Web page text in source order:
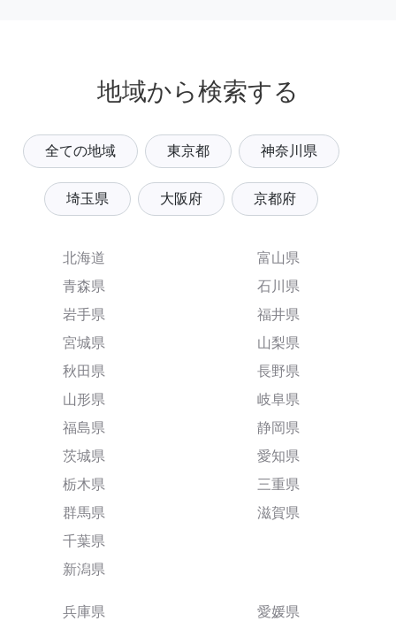
地域から検索する
全ての地域 東京都 神奈川県
埼玉県 大阪府 京都府
北海道
青森県
岩手県
宮城県
秋田県
山形県
福島県
茨城県
栃木県
群馬県
千葉県
新潟県
富山県
石川県
福井県
山梨県
長野県
岐阜県
静岡県
愛知県
三重県
滋賀県
兵庫県
愛媛県